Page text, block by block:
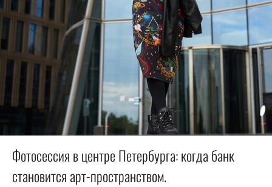
Фотосессия в центре Петербурга: когда банк
становится арт-пространством.